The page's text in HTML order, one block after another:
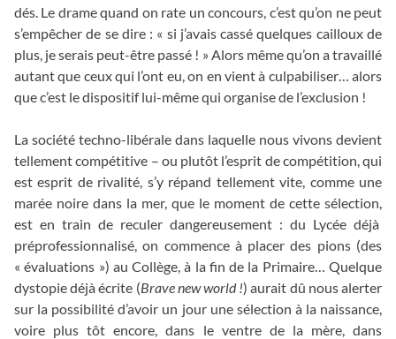
dés. Le drame quand on rate un concours, c’est qu’on ne peut
s’empêcher de se dire : « si j’avais cassé quelques cailloux de
plus, je serais peut-être passé ! » Alors même qu’on a travaillé
autant que ceux qui l’ont eu, on en vient à culpabiliser… alors
que c’est le dispositif lui-même qui organise de l’exclusion !
La société techno-libérale dans laquelle nous vivons devient
tellement compétitive – ou plutôt l’esprit de compétition, qui
est esprit de rivalité, s’y répand tellement vite, comme une
marée noire dans la mer, que le moment de cette sélection,
est en train de reculer dangereusement : du Lycée déjà
préprofessionnalisé, on commence à placer des pions (des
« évaluations ») au Collège, à la fin de la Primaire… Quelque
dystopie déjà écrite (Brave new world !) aurait dû nous alerter
sur la possibilité d’avoir un jour une sélection à la naissance,
voire plus tôt encore, dans le ventre de la mère, dans